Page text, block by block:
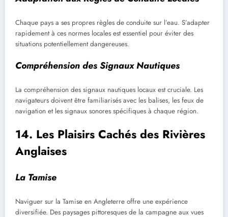
Chaque pays a ses propres règles de conduite sur l’eau. S’adapter
rapidement à ces normes locales est essentiel pour éviter des
situations potentiellement dangereuses.
Compréhension des Signaux Nautiques
La compréhension des signaux nautiques locaux est cruciale. Les
navigateurs doivent être familiarisés avec les balises, les feux de
navigation et les signaux sonores spécifiques à chaque région.
14. Les Plaisirs Cachés des Rivières
Anglaises
La Tamise
Naviguer sur la Tamise en Angleterre offre une expérience
diversifiée. Des paysages pittoresques de la campagne aux vues